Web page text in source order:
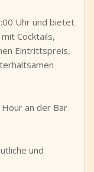
Uhr und bietet
Cocktails,
Eintrittspreis,
an der Bar
und